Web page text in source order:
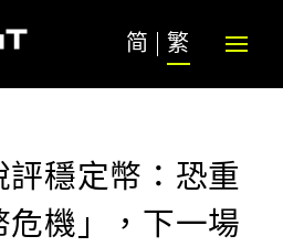
简 繁
穩定幣：恐重
機」，下一場